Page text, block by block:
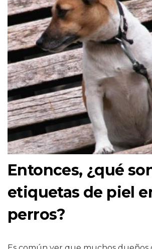
Entonces, ¿qué
etiquetas de piel
perros?